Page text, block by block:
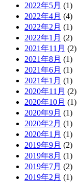
2022年5月 (1)
2022年4月 (4)
2022年2月 (1)
2022年1月 (2)
2021年11月 (2)
2021年8月 (1)
2021年6月 (1)
2021年1月 (1)
2020年11月 (2)
2020年10月 (1)
2020年9月 (1)
2020年2月 (1)
2020年1月 (1)
2019年9月 (2)
2019年8月 (1)
2019年7月 (2)
2019年2月 (1)